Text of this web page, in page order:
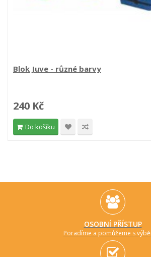
Blok Juve - různé barvy
240 Kč
Do košíku
OSOBNÍ PŘÍSTUP
Poradíme a pomůžeme s